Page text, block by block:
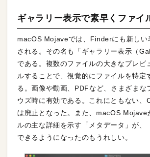
ギャラリー表示で素早くファイ
macOS Mojaveでは、Finderにも新しい
される。その名も「ギャラリー表示（
である。複数のファイルの大きなプレビ
ルすることで、視覚的にファイルを特定
る。画像や動画、PDFなど、さまざまな
ウズ時に有効である。これにともない
は廃止となった。また、macOS Mojave
ルの主な詳細を示す「メタデータ」が、
できるようになったのもうれしい。